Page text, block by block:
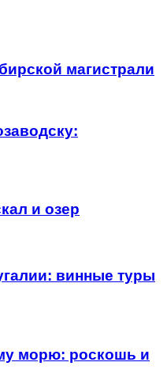
магистрали
и озер
винные туры
морю: роскошь и